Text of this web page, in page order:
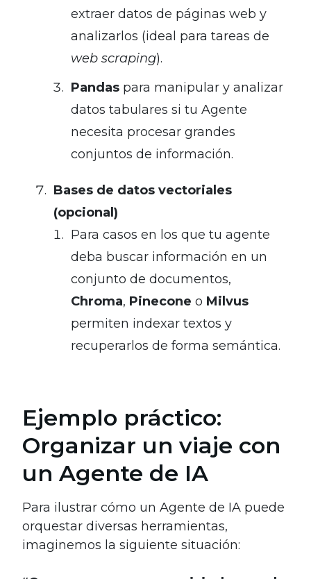
extraer datos de páginas web y
analizarlos (ideal para tareas de
web scraping).
Pandas para manipular y analizar
datos tabulares si tu Agente
necesita procesar grandes
conjuntos de información.
Bases de datos vectoriales
(opcional)
Para casos en los que tu agente
deba buscar información en un
conjunto de documentos,
Chroma, Pinecone o Milvus
permiten indexar textos y
recuperarlos de forma semántica.
Ejemplo práctico:
Organizar un viaje con
un Agente de IA
Para ilustrar cómo un Agente de IA puede
orquestar diversas herramientas,
imaginemos la siguiente situación: